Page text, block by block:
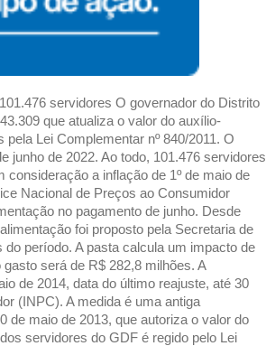
servidores O governador do Distrito
que atualiza o valor do auxílio-
Lei Complementar nº 840/2011. O
junho de 2022. Ao todo, 101.476 servidores
a inflação de 1º de maio de
Nacional de Preços ao Consumidor
no pagamento de junho. Desde
foi proposto pela Secretaria de
período. A pasta calcula um impacto de
será de R$ 282,8 milhões. A
de 2014, data do último reajuste, até 30
(INPC). A medida é uma antiga
de maio de 2013, que autoriza o valor do
servidores do GDF é regido pelo Lei